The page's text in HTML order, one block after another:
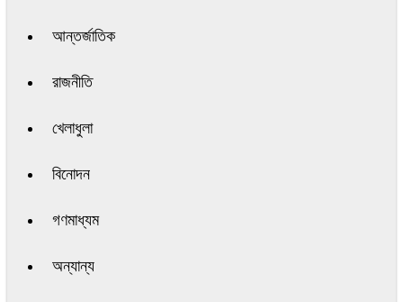
আন্তর্জাতিক
রাজনীতি
খেলাধুলা
বিনোদন
গণমাধ্যম
অন্যান্য